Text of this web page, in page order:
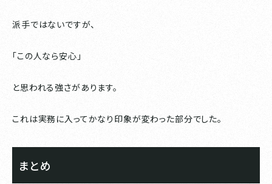
派手ではないですが、
「この人なら安心」
と思われる強さがあります。
これは実務に入ってかなり印象が変わった部分でした。
まとめ